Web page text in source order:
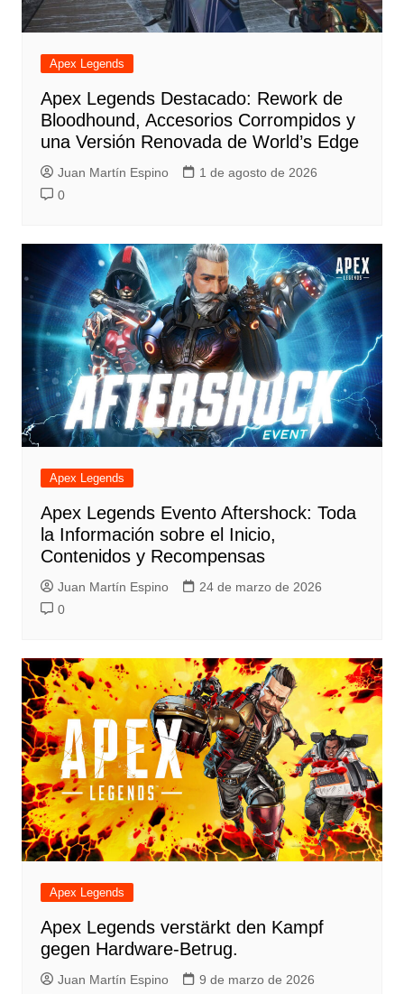
Apex Legends
Apex Legends Destacado: Rework de
Bloodhound, Accesorios Corrompidos y
una Versión Renovada de World’s Edge
Juan Martín Espino
1 de agosto de 2026
0
Apex Legends
Apex Legends Evento Aftershock: Toda
la Información sobre el Inicio,
Contenidos y Recompensas
Juan Martín Espino
24 de marzo de 2026
0
Apex Legends
Apex Legends verstärkt den Kampf
gegen Hardware-Betrug.
Juan Martín Espino
9 de marzo de 2026